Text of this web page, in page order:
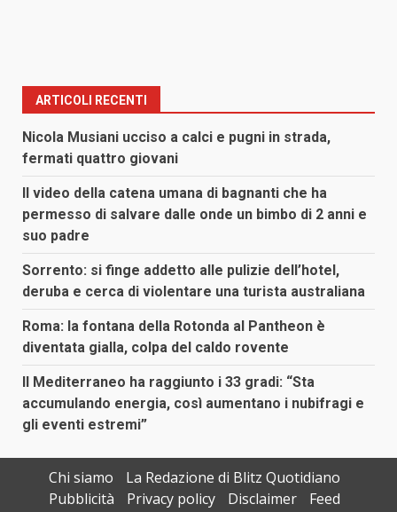
ARTICOLI RECENTI
Nicola Musiani ucciso a calci e pugni in strada,
fermati quattro giovani
Il video della catena umana di bagnanti che ha
permesso di salvare dalle onde un bimbo di 2 anni e
suo padre
Sorrento: si finge addetto alle pulizie dell’hotel,
deruba e cerca di violentare una turista australiana
Roma: la fontana della Rotonda al Pantheon è
diventata gialla, colpa del caldo rovente
Il Mediterraneo ha raggiunto i 33 gradi: “Sta
accumulando energia, così aumentano i nubifragi e
gli eventi estremi”
Chi siamo
La Redazione di Blitz Quotidiano
Pubblicità
Privacy policy Disclaimer Feed